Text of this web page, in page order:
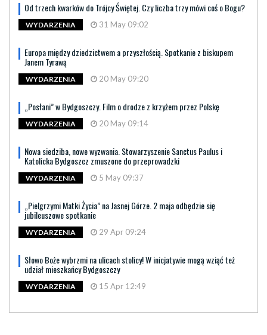
Od trzech kwarków do Trójcy Świętej. Czy liczba trzy mówi coś o Bogu?
WYDARZENIA 31 May 09:02
Europa między dziedzictwem a przyszłością. Spotkanie z biskupem
Janem Tyrawą
WYDARZENIA 20 May 09:20
„Posłani” w Bydgoszczy. Film o drodze z krzyżem przez Polskę
WYDARZENIA 20 May 09:14
Nowa siedziba, nowe wyzwania. Stowarzyszenie Sanctus Paulus i
Katolicka Bydgoszcz zmuszone do przeprowadzki
WYDARZENIA 5 May 09:37
„Pielgrzymi Matki Życia” na Jasnej Górze. 2 maja odbędzie się
jubileuszowe spotkanie
WYDARZENIA 29 Apr 09:24
Słowo Boże wybrzmi na ulicach stolicy! W inicjatywie mogą wziąć też
udział mieszkańcy Bydgoszczy
WYDARZENIA 15 Apr 12:49